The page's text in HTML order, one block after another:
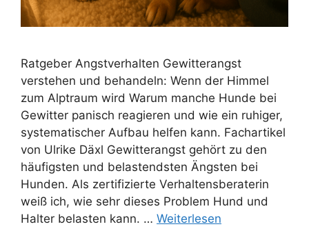
Ratgeber Angstverhalten Gewitterangst
verstehen und behandeln: Wenn der Himmel
zum Alptraum wird Warum manche Hunde bei
Gewitter panisch reagieren und wie ein ruhiger,
systematischer Aufbau helfen kann. Fachartikel
von Ulrike Däxl Gewitterangst gehört zu den
häufigsten und belastendsten Ängsten bei
Hunden. Als zertifizierte Verhaltensberaterin
weiß ich, wie sehr dieses Problem Hund und
Halter belasten kann. … Weiterlesen